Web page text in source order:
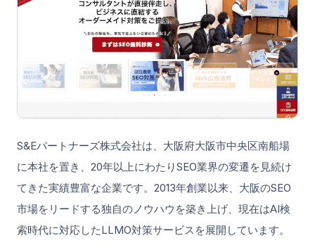
S&Eパートナーズ株式会社は、大阪府大阪市中央区南船場
に本社を置き、20年以上にわたりSEO業界の変遷を見続け
てきた実績豊富な企業です。2013年創業以来、大阪のSEO
市場をリードする独自のノウハウを築き上げ、現在はAI検
索時代に対応したLLMO対策サービスを展開しています。